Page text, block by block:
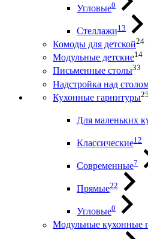
Угловые0
Стеллажи13
Комоды для детской24
Модульные детские14
Письменные столы33
Надстройка над
Кухонные гарнитуры25
Для маленьких
Классические12
Современные7
Прямые22
Угловые0
Модульные кухонные